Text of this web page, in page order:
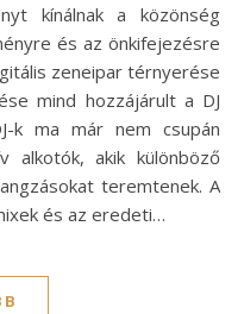
kínálnak a közönség
és az önkifejezésre
zeneipar térnyerése
mind hozzájárult a DJ
k ma már nem csupán
alkotók, akik különböző
teremtenek. A
és az eredeti…